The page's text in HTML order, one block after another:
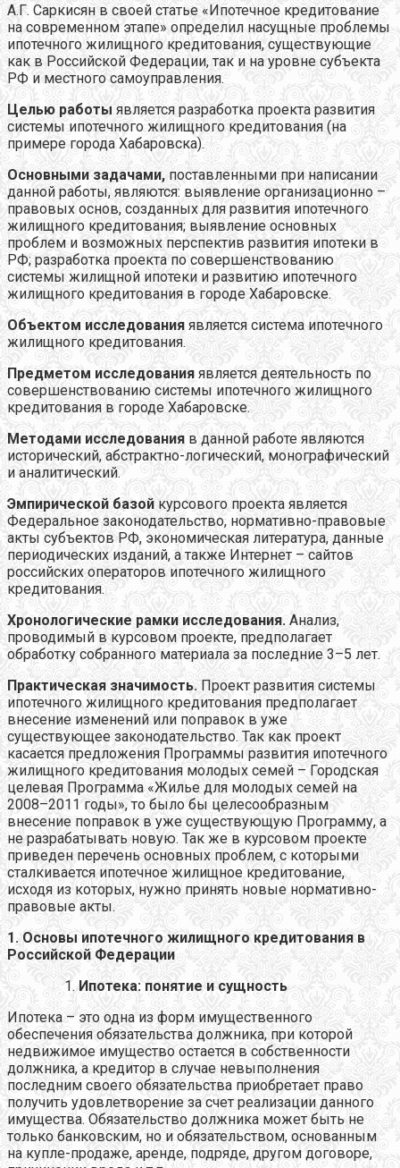
А.Г. Саркисян в своей статье «Ипотечное кредитование
на современном этапе» определил насущные проблемы
ипотечного жилищного кредитования, существующие
как в Российской Федерации, так и на уровне субъекта
РФ и местного самоуправления.
Целью работы является разработка проекта развития
системы ипотечного жилищного кредитования (на
примере города Хабаровска).
Основными задачами, поставленными при написании
данной работы, являются: выявление организационно –
правовых основ, созданных для развития ипотечного
жилищного кредитования; выявление основных
проблем и возможных перспектив развития ипотеки в
РФ; разработка проекта по совершенствованию
системы жилищной ипотеки и развитию ипотечного
жилищного кредитования в городе Хабаровске.
Объектом исследования является система ипотечного
жилищного кредитования.
Предметом исследования является деятельность по
совершенствованию системы ипотечного жилищного
кредитования в городе Хабаровске.
Методами исследования в данной работе являются
исторический, абстрактно-логический, монографический
и аналитический.
Эмпирической базой курсового проекта является
Федеральное законодательство, нормативно-правовые
акты субъектов РФ, экономическая литература, данные
периодических изданий, а также Интернет – сайтов
российских операторов ипотечного жилищного
кредитования.
Хронологические рамки исследования. Анализ,
проводимый в курсовом проекте, предполагает
обработку собранного материала за последние 3–5 лет.
Практическая значимость. Проект развития системы
ипотечного жилищного кредитования предполагает
внесение изменений или поправок в уже
существующее законодательство. Так как проект
касается предложения Программы развития ипотечного
жилищного кредитования молодых семей – Городская
целевая Программа «Жилье для молодых семей на
2008–2011 годы», то было бы целесообразным
внесение поправок в уже существующую Программу, а
не разрабатывать новую. Так же в курсовом проекте
приведен перечень основных проблем, с которыми
сталкивается ипотечное жилищное кредитование,
исходя из которых, нужно принять новые нормативно-
правовые акты.
1. Основы ипотечного жилищного кредитования в
Российской Федерации
Ипотека: понятие и сущность
Ипотека – это одна из форм имущественного
обеспечения обязательства должника, при которой
недвижимое имущество остается в собственности
должника, а кредитор в случае невыполнения
последним своего обязательства приобретает право
получить удовлетворение за счет реализации данного
имущества. Обязательство должника может быть не
только банковским, но и обязательством, основанным
на купле-продаже, аренде, подряде, другом договоре,